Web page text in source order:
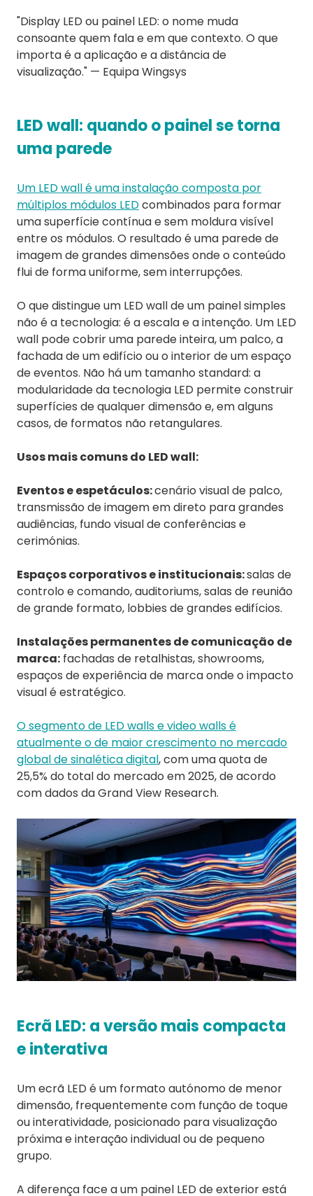
"Display LED ou painel LED: o nome muda
consoante quem fala e em que contexto. O que
importa é a aplicação e a distância de
visualização." — Equipa Wingsys
LED wall: quando o painel se torna
uma parede
Um LED wall é uma instalação composta por
múltiplos módulos LEDcombinados para formar
uma superfície contínua e sem moldura visível
entre os módulos. O resultado é uma parede de
imagem de grandes dimensões onde o conteúdo
flui de forma uniforme, sem interrupções.
O que distingue um LED wall de um painel simples
não é a tecnologia: é a escala e a intenção. Um LED
wall pode cobrir uma parede inteira, um palco, a
fachada de um edifício ou o interior de um espaço
de eventos. Não há um tamanho standard: a
modularidade da tecnologia LED permite construir
superfícies de qualquer dimensão e, em alguns
casos, de formatos não retangulares.
Usos mais comuns do LED wall:
Eventos e espetáculos:cenário visual de palco,
transmissão de imagem em direto para grandes
audiências, fundo visual de conferências e
cerimónias.
Espaços corporativos e institucionais:salas de
controlo e comando, auditoriums, salas de reunião
de grande formato, lobbies de grandes edifícios.
Instalações permanentes de comunicação de
marca: fachadas de retalhistas, showrooms,
espaços de experiência de marca onde o impacto
visual é estratégico.
O segmento de LED walls e video walls é
atualmente o de maior crescimento no mercado
global de sinalética digital, com uma quota de
25,5% do total do mercado em 2025, de acordo
com dados da Grand View Research.
Ecrã LED: a versão mais compacta
e interativa
Um ecrã LED é um formato autónomo de menor
dimensão, frequentemente com função de toque
ou interatividade, posicionado para visualização
próxima e interação individual ou de pequeno
grupo.
A diferença face a um painel LED de exterior está